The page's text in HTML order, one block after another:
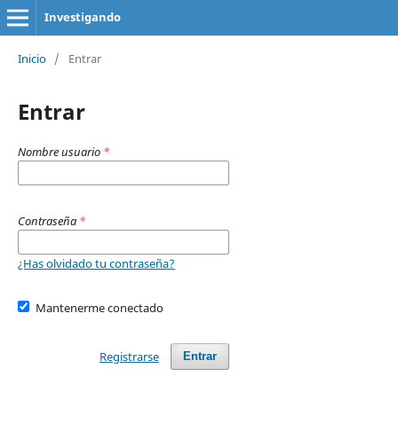
Investigando
Inicio / Entrar
Entrar
Nombre usuario *
Contraseña *
¿Has olvidado tu contraseña?
Mantenerme conectado
Entrar
Registrarse